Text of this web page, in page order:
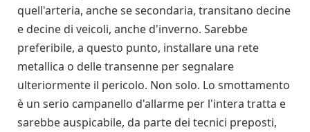
quell'arteria, anche se secondaria, transitano decine
e decine di veicoli, anche d'inverno. Sarebbe
preferibile, a questo punto, installare una rete
metallica o delle transenne per segnalare
ulteriormente il pericolo. Non solo. Lo smottamento
è un serio campanello d'allarme per l'intera tratta e
sarebbe auspicabile, da parte dei tecnici preposti,